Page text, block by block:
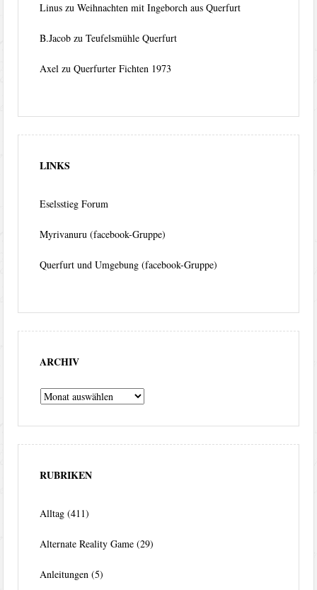
Linus zuWeihnachten mit Ingeborch aus Querfurt
B.Jacob zuTeufelsmühle Querfurt
Axel zuQuerfurter Fichten 1973
LINKS
Eselsstieg Forum
Myrivanuru (facebook-Gruppe)
Querfurt und Umgebung (facebook-Gruppe)
ARCHIV
Archiv
RUBRIKEN
Alltag (411)
Alternate Reality Game (29)
Anleitungen (5)